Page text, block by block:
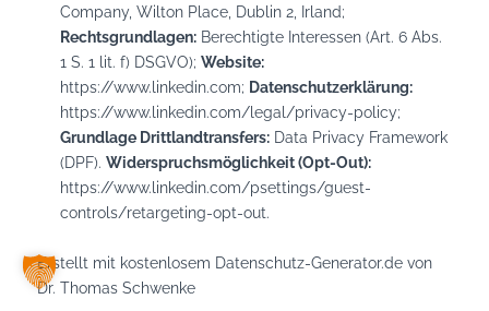
Company, Wilton Place, Dublin 2, Irland;
Rechtsgrundlagen:Berechtigte Interessen (Art. 6 Abs.
1 S. 1 lit. f) DSGVO); Website:
https://www.linkedin.com; Datenschutzerklärung:
https://www.linkedin.com/legal/privacy-policy;
Grundlage Drittlandtransfers:Data Privacy Framework
(DPF). Widerspruchsmöglichkeit (Opt-Out):
https://www.linkedin.com/psettings/guest-
controls/retargeting-opt-out.
Erstellt mit kostenlosem Datenschutz-Generator.de von
Dr. Thomas Schwenke